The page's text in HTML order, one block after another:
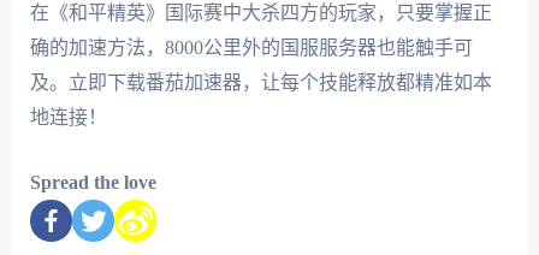
在《和平精英》国际赛中大杀四方的玩家，只要掌握正
确的加速方法，8000公里外的国服服务器也能触手可
及。立即下载番茄加速器，让每个技能释放都精准如本
地连接！
Spread the love